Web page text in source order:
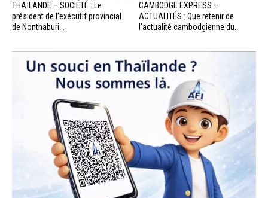
THAÏLANDE – SOCIÉTÉ : Le
président de l’exécutif provincial
de Nonthaburi...
CAMBODGE EXPRESS –
ACTUALITÉS : Que retenir de
l’actualité cambodgienne du...